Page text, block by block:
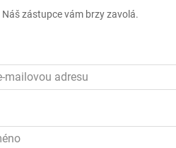
Náš zástupce vám brzy zavolá.